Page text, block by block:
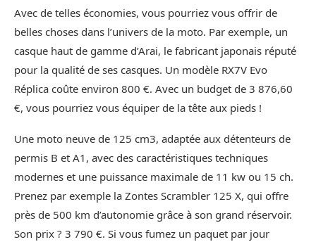
Avec de telles économies, vous pourriez vous offrir de
belles choses dans l’univers de la moto. Par exemple, un
casque haut de gamme d’Arai, le fabricant japonais réputé
pour la qualité de ses casques. Un modèle RX7V Evo
Réplica coûte environ 800 €. Avec un budget de 3 876,60
€, vous pourriez vous équiper de la tête aux pieds !
Une moto neuve de 125 cm3, adaptée aux détenteurs de
permis B et A1, avec des caractéristiques techniques
modernes et une puissance maximale de 11 kw ou 15 ch.
Prenez par exemple la Zontes Scrambler 125 X, qui offre
près de 500 km d’autonomie grâce à son grand réservoir.
Son prix ? 3 790 €. Si vous fumez un paquet par jour